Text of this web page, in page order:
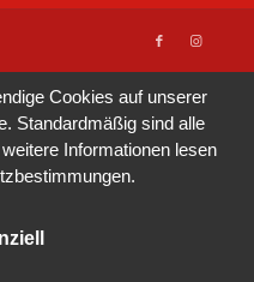
Cookies auf unserer
Standardmäßig sind alle
Informationen lesen
.